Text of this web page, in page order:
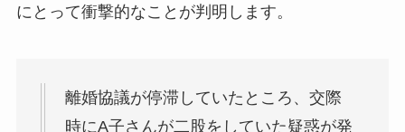
にとって衝撃的なことが判明します。
離婚協議が停滞していたところ、交際
時にA子さんが二股をしていた疑惑が発